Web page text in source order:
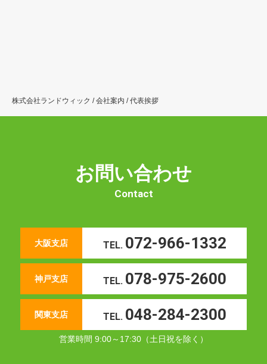
株式会社ランドウィック /会社案内 /代表挨拶
お問い合わせ
Contact
大阪支店 TEL. 072-966-1332
神戸支店 TEL. 078-975-2600
関東支店 TEL. 048-284-2300
営業時間 9:00～17:30（土日祝を除く）